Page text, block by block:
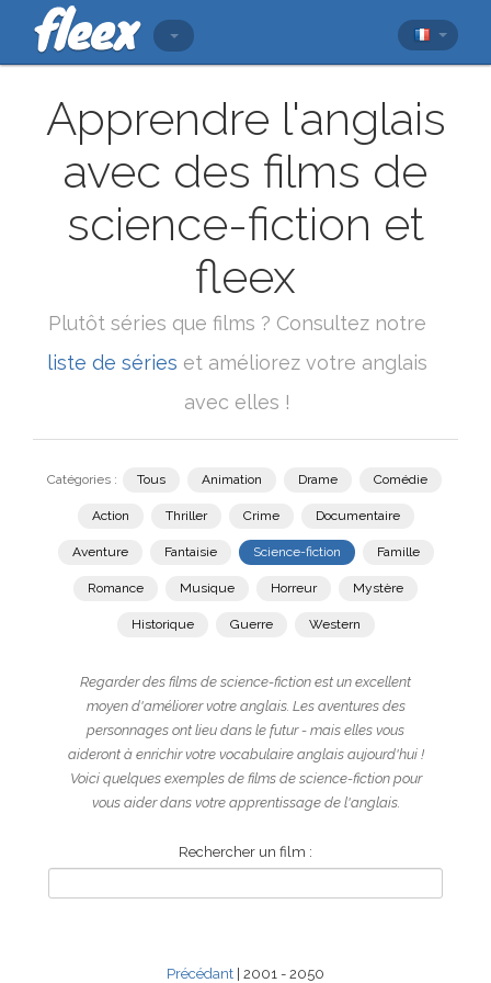
Apprendre l'anglais
avec des films de
science-fiction et
fleex
Plutôt séries que films ? Consultez notre
liste de séries et améliorez votre anglais
avec elles !
Catégories : Tous Animation Drame Comédie
Action Thriller Crime Documentaire
Aventure Fantaisie Science-fiction Famille
Romance Musique Horreur Mystère
Historique Guerre Western
Regarder des films de science-fiction est un excellent
moyen d'améliorer votre anglais. Les aventures des
personnages ont lieu dans le futur - mais elles vous
aideront à enrichir votre vocabulaire anglais aujourd'hui !
Voici quelques exemples de films de science-fiction pour
vous aider dans votre apprentissage de l'anglais.
Rechercher un film :
Précédant | 2001 - 2050